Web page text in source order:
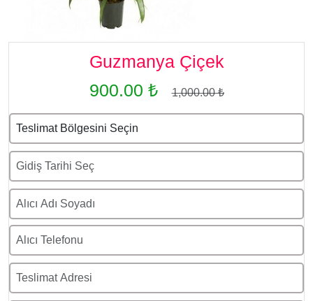
Guzmanya Çiçek
900.00 ₺
1,000.00 ₺